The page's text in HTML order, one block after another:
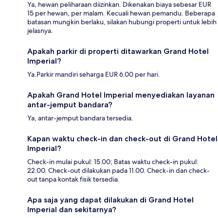
Ya, hewan peliharaan diizinkan. Dikenakan biaya sebesar EUR
15 per hewan, per malam. Kecuali hewan pemandu. Beberapa
batasan mungkin berlaku, silakan hubungi properti untuk lebih
jelasnya.
Apakah parkir di properti ditawarkan Grand Hotel
Imperial?
Ya.Parkir mandiri seharga EUR 6.00 per hari.
Apakah Grand Hotel Imperial menyediakan layanan
antar-jemput bandara?
Ya, antar-jemput bandara tersedia.
Kapan waktu check-in dan check-out di Grand Hotel
Imperial?
Check-in mulai pukul: 15.00; Batas waktu check-in pukul:
22.00. Check-out dilakukan pada 11.00. Check-in dan check-
out tanpa kontak fisik tersedia.
Apa saja yang dapat dilakukan di Grand Hotel
Imperial dan sekitarnya?